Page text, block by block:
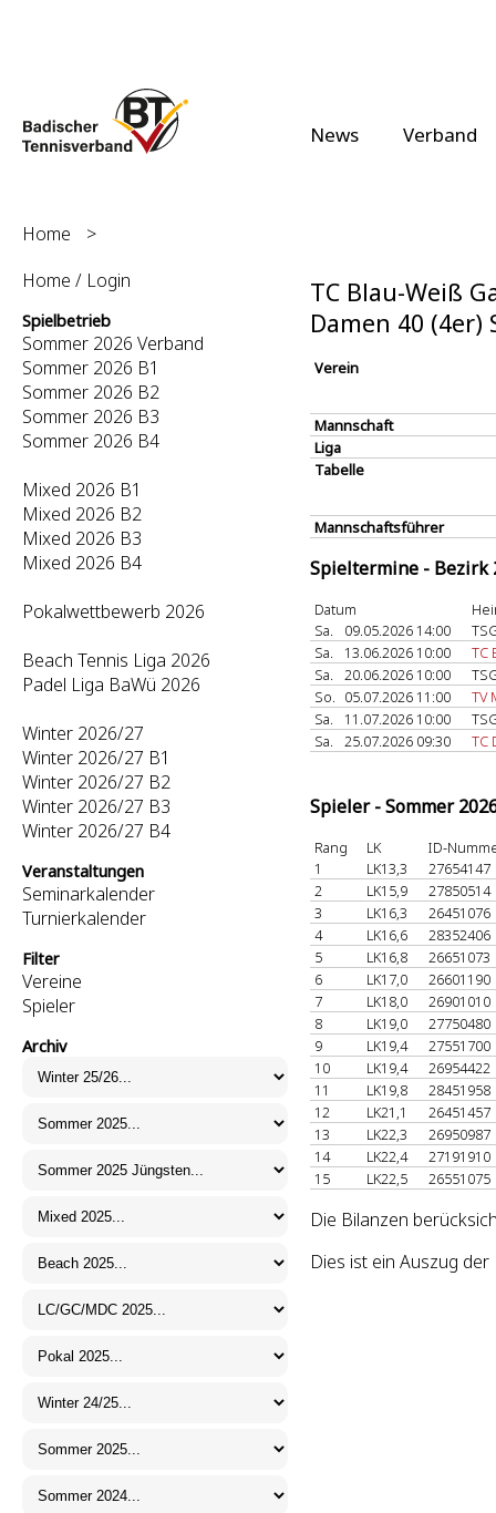
News Verband
Home
>
Home / Login
Spielbetrieb
Sommer 2026 Verband
Sommer 2026 B1
Sommer 2026 B2
Sommer 2026 B3
Sommer 2026 B4
Mixed 2026 B1
Mixed 2026 B2
Mixed 2026 B3
Mixed 2026 B4
Pokalwettbewerb 2026
Beach Tennis Liga 2026
Padel Liga BaWü 2026
Winter 2026/27
Winter 2026/27 B1
Winter 2026/27 B2
Winter 2026/27 B3
Winter 2026/27 B4
Veranstaltungen
Seminarkalender
Turnierkalender
Filter
Vereine
Spieler
Archiv
TC Blau-Weiß
Damen 40 (4er)
Verein
Mannschaft
Liga
Tabelle
Mannschaftsführer
Spieltermine - Bezirk
Datum
Sa.
09.05.2026 14:00
Sa.
13.06.2026 10:00
TC
Sa.
20.06.2026 10:00
So. 05.07.2026 11:00
TV
Sa.
11.07.2026 10:00
Sa.
25.07.2026 09:30 TC
Spieler - Sommer
Rang LK
ID-
1
LK13,3
27654147
2
LK15,9
27850514
3
LK16,3
26451076
4
LK16,6
28352406
5
LK16,8
26651073
6
LK17,0
26601190
7
LK18,0
26901010
8
LK19,0
27750480
9
LK19,4
27551700
10
LK19,4
26954422
11
LK19,8
28451958
12
LK21,1
26451457
13
LK22,3
26950987
14
LK22,4
27191910
15
LK22,5 26551075
Die Bilanzen
Dies ist ein Auszug